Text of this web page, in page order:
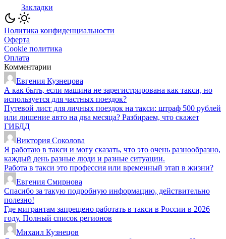
Закладки
Политика конфиденциальности
Оферта
Cookie политика
Оплата
Комментарии
Евгения Кузнецова
А как быть, если машина не зарегистрирована как такси, но
используется для частных поездок?
Путевой лист для личных поездок на такси: штраф 500 рублей
или лишение авто на два месяца? Разбираем, что скажет
ГИБДД
Виктория Соколова
Я работаю в такси и могу сказать, что это очень разнообразно,
каждый день разные люди и разные ситуации.
Работа в такси это профессия или временный этап в жизни?
Евгения Смирнова
Спасибо за такую подробную информацию, действительно
полезно!
Где мигрантам запрещено работать в такси в России в 2026
году. Полный список регионов
Михаил Кузнецов